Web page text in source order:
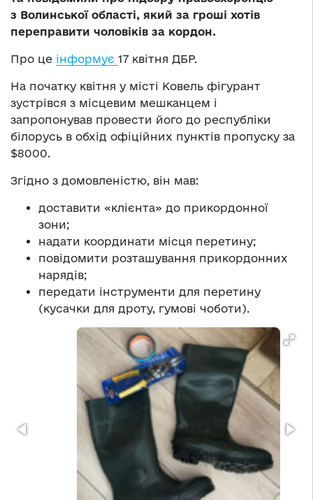
з Волинської області, який за гроші хотів
переправити чоловіків за кордон.
Про це інформує 17 квітня ДБР.
На початку квітня у місті Ковель фігурант
зустрівся з місцевим мешканцем і
запропонував провести його до республіки
білорусь в обхід офіційних пунктів пропуску за
$8000.
Згідно з домовленістю, він мав:
доставити «клієнта» до прикордонної
зони;
надати координати місця перетину;
повідомити розташування прикордонних
нарядів;
передати інструменти для перетину
(кусачки для дроту, гумові чоботи).